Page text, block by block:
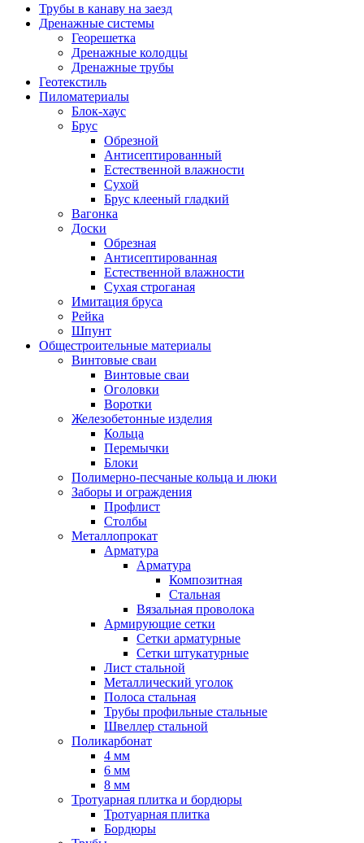
Трубы в канаву на заезд
Дренажные системы
Георешетка
Дренажные колодцы
Дренажные трубы
Геотекстиль
Пиломатериалы
Блок-хаус
Брус
Обрезной
Антисептированный
Естественной влажности
Сухой
Брус клееный гладкий
Вагонка
Доски
Обрезная
Антисептированная
Естественной влажности
Сухая строганая
Имитация бруса
Рейка
Шпунт
Общестроительные материалы
Винтовые сваи
Винтовые сваи
Оголовки
Воротки
Железобетонные изделия
Кольца
Перемычки
Блоки
Полимерно-песчаные кольца и люки
Заборы и ограждения
Профлист
Столбы
Металлопрокат
Арматура
Арматура
Композитная
Стальная
Вязальная проволока
Армирующие сетки
Сетки арматурные
Сетки штукатурные
Лист стальной
Металлический уголок
Полоса стальная
Трубы профильные стальные
Швеллер стальной
Поликарбонат
4 мм
6 мм
8 мм
Тротуарная плитка и бордюры
Тротуарная плитка
Бордюры